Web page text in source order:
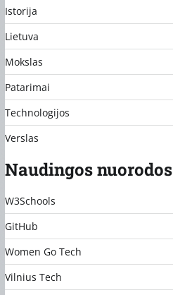
Istorija
Lietuva
Mokslas
Patarimai
Technologijos
Verslas
Naudingos nuorodos
W3Schools
GitHub
Women Go Tech
Vilnius Tech